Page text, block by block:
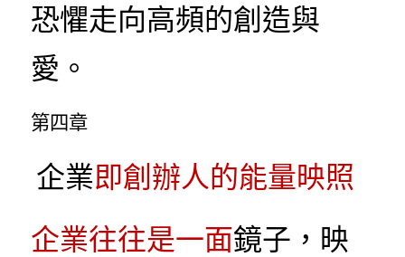
恐懼走向高頻的創造與
愛。
第四章
企業即創辦人的能量映照
企業往往是一面鏡子，映